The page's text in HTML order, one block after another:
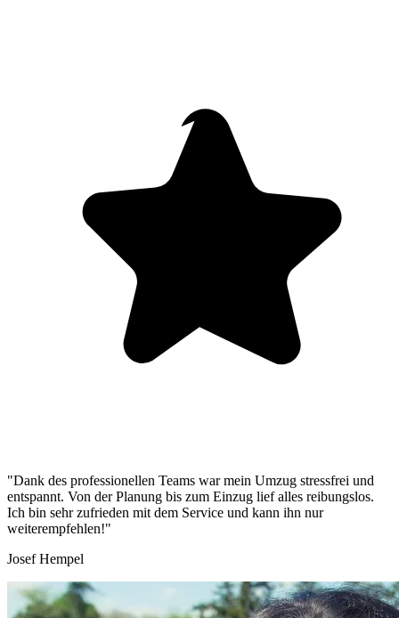
"Dank des professionellen Teams war mein Umzug stressfrei und
entspannt. Von der Planung bis zum Einzug lief alles reibungslos.
Ich bin sehr zufrieden mit dem Service und kann ihn nur
weiterempfehlen!"
Josef Hempel